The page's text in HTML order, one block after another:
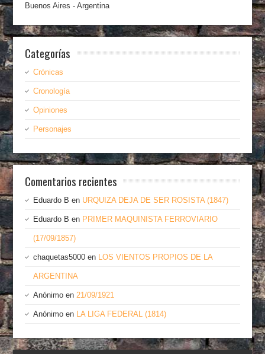
Buenos Aires - Argentina
Categorías
Crónicas
Cronología
Opiniones
Personajes
Comentarios recientes
Eduardo B en URQUIZA DEJA DE SER ROSISTA (1847)
Eduardo B en PRIMER MAQUINISTA FERROVIARIO
(17/09/1857)
chaquetas5000 en LOS VIENTOS PROPIOS DE LA
ARGENTINA
Anónimo en 21/09/1921
Anónimo en LA LIGA FEDERAL (1814)